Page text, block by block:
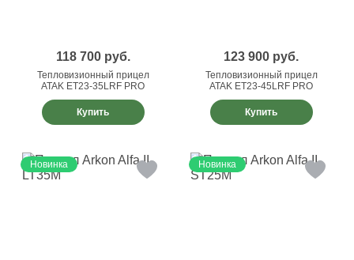
118 700 руб.
Тепловизионный прицел
ATAK ET23-35LRF PRO
Купить
123 900 руб.
Тепловизионный прицел
ATAK ET23-45LRF PRO
Купить
Новинка Новинка